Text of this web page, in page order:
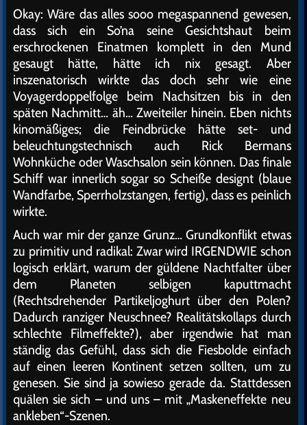
Okay: Wäre das alles sooo megaspannend gewesen,
dass sich ein So’na seine Gesichtshaut beim
erschrockenen Einatmen komplett in den Mund
gesaugt hätte, hätte ich nix gesagt. Aber
inszenatorisch wirkte das doch sehr wie eine
Voyagerdoppelfolge beim Nachsitzen bis in den
späten Nachmitt… äh… Zweiteiler hinein. Eben nichts
kinomäßiges; die Feindbrücke hätte set- und
beleuchtungstechnisch auch Rick Bermans
Wohnküche oder Waschsalon sein können. Das finale
Schiff war innerlich sogar so Scheiße designt (blaue
Wandfarbe, Sperrholzstangen, fertig), dass es peinlich
wirkte.
Auch war mir der ganze Grunz… Grundkonflikt etwas
zu primitiv und radikal: Zwar wird IRGENDWIE schon
logisch erklärt, warum der güldene Nachtfalter über
dem Planeten selbigen kaputtmacht
(Rechtsdrehender Partikeljoghurt über den Polen?
Dadurch ranziger Neuschnee? Realitätskollaps durch
schlechte Filmeffekte?), aber irgendwie hat man
ständig das Gefühl, dass sich die Fiesbolde einfach
auf einen leeren Kontinent setzen sollten, um zu
genesen. Sie sind ja sowieso gerade da. Stattdessen
quälen sie sich – und uns – mit „Maskeneffekte neu
ankleben“-Szenen.